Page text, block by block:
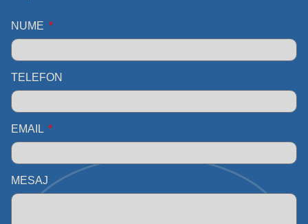
NUME
TELEFON
EMAIL
MESAJ